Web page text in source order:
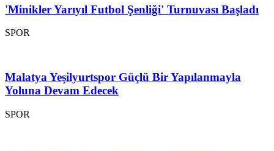
'Minikler Yarıyıl Futbol Şenliği' Turnuvası Başladı
SPOR
Malatya Yeşilyurtspor Güçlü Bir Yapılanmayla
Yoluna Devam Edecek
SPOR